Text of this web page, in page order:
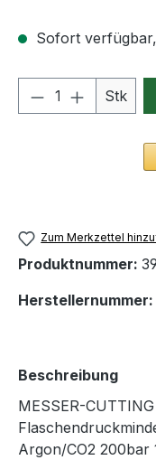
Sofort
ProduktStk
Zum Merkzettel
Produktnummer:
Herstellernummer:
Beschreibung
MESSER-
Argon/CO2 200bar